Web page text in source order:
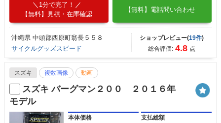
1分で完了！
【無料】見積・在庫確認
【無料】電話問い合わせ
沖縄県 中頭郡西原町翁長５５８
サイクルグッズスピード
ショップレビュー(19件)
総合評価: 4.8 点
スズキ 複数画像 動画
スズキ バーグマン２００ ２０１６年
モデル
本体価格 支払総額